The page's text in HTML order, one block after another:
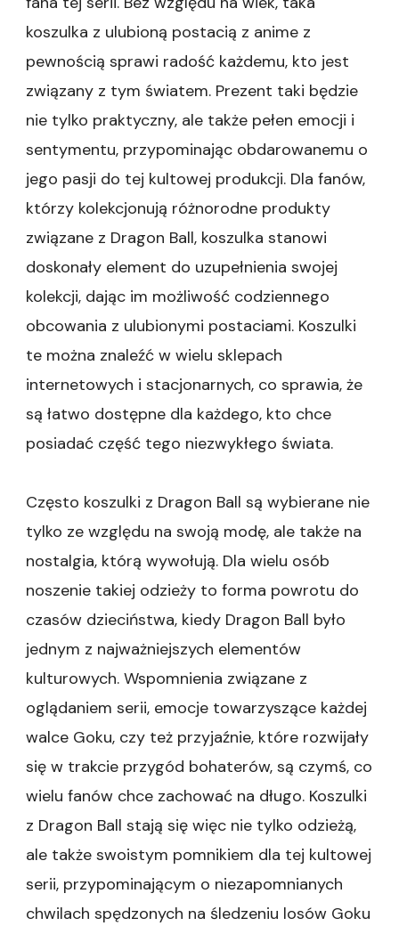
koszulka z ulubioną postacią z anime z
pewnością sprawi radość każdemu, kto jest
związany z tym światem. Prezent taki będzie
nie tylko praktyczny, ale także pełen emocji i
sentymentu, przypominając obdarowanemu o
jego pasji do tej kultowej produkcji. Dla fanów,
którzy kolekcjonują różnorodne produkty
związane z Dragon Ball, koszulka stanowi
doskonały element do uzupełnienia swojej
kolekcji, dając im możliwość codziennego
obcowania z ulubionymi postaciami. Koszulki
te można znaleźć w wielu sklepach
internetowych i stacjonarnych, co sprawia, że
są łatwo dostępne dla każdego, kto chce
posiadać część tego niezwykłego świata.
Często koszulki z Dragon Ball są wybierane nie
tylko ze względu na swoją modę, ale także na
nostalgia, którą wywołują. Dla wielu osób
noszenie takiej odzieży to forma powrotu do
czasów dzieciństwa, kiedy Dragon Ball było
jednym z najważniejszych elementów
kulturowych. Wspomnienia związane z
oglądaniem serii, emocje towarzyszące każdej
walce Goku, czy też przyjaźnie, które rozwijały
się w trakcie przygód bohaterów, są czymś, co
wielu fanów chce zachować na długo. Koszulki
z Dragon Ball stają się więc nie tylko odzieżą,
ale także swoistym pomnikiem dla tej kultowej
serii, przypominającym o niezapomnianych
chwilach spędzonych na śledzeniu losów Goku